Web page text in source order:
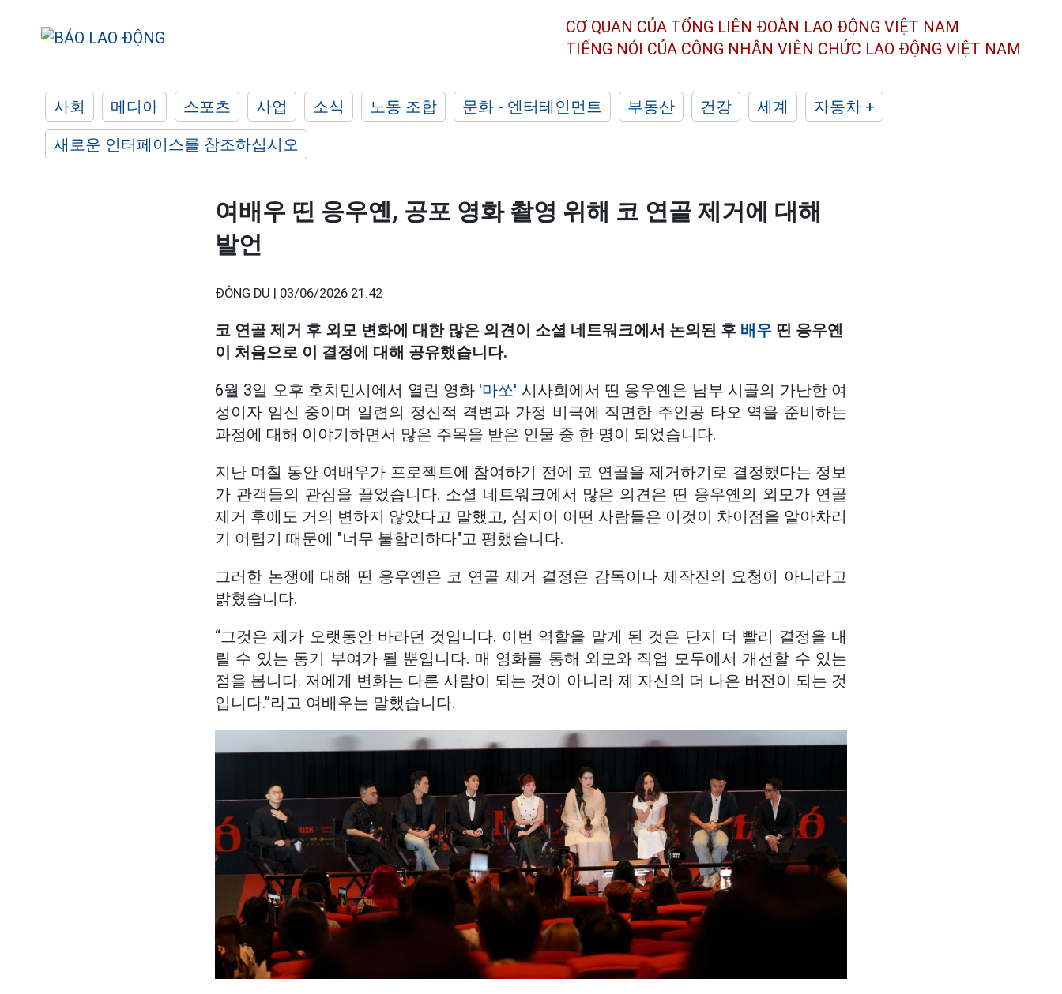
CƠ QUAN CỦA TỔNG LIÊN ĐOÀN LAO ĐỘNG VIỆT NAM
TIẾNG NÓI CỦA CÔNG NHÂN VIÊN CHỨC LAO ĐỘNG VIỆT NAM
사회 메디아 스포츠 사업 소식 노동 조합 문화 - 엔터테인먼트 부동산 건강 세계
자동차 +
새로운 인터페이스를 참조하십시오
여배우 띤 응우옌, 공포 영화 촬영 위해 코 연골 제거에 대해
발언
ĐÔNG DU | 03/06/2026 21:42
코 연골 제거 후 외모 변화에 대한 많은 의견이 소셜 네트워크에서 논의된 후 배우 띤 응우옌
이 처음으로 이 결정에 대해 공유했습니다.
6월 3일 오후 호치민시에서 열린 영화 '마쏘' 시사회에서 띤 응우옌은 남부 시골의 가난한 여
성이자 임신 중이며 일련의 정신적 격변과 가정 비극에 직면한 주인공 타오 역을 준비하는
과정에 대해 이야기하면서 많은 주목을 받은 인물 중 한 명이 되었습니다.
지난 며칠 동안 여배우가 프로젝트에 참여하기 전에 코 연골을 제거하기로 결정했다는 정보
가 관객들의 관심을 끌었습니다. 소셜 네트워크에서 많은 의견은 띤 응우옌의 외모가 연골
제거 후에도 거의 변하지 않았다고 말했고, 심지어 어떤 사람들은 이것이 차이점을 알아차리
기 어렵기 때문에 "너무 불합리하다"고 평했습니다.
그러한 논쟁에 대해 띤 응우옌은 코 연골 제거 결정은 감독이나 제작진의 요청이 아니라고
밝혔습니다.
“그것은 제가 오랫동안 바라던 것입니다. 이번 역할을 맡게 된 것은 단지 더 빨리 결정을 내
릴 수 있는 동기 부여가 될 뿐입니다. 매 영화를 통해 외모와 직업 모두에서 개선할 수 있는
점을 봅니다. 저에게 변화는 다른 사람이 되는 것이 아니라 제 자신의 더 나은 버전이 되는 것
입니다.”라고 여배우는 말했습니다.